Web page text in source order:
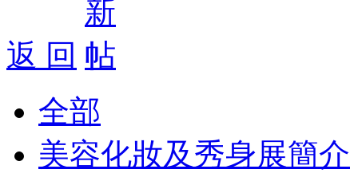
返 回
全部
美容化妝及秀身展簡介